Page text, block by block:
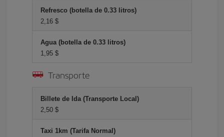
Refresco (botella de 0.33 litros)
2,16 $
Agua (botella de 0.33 litros)
1,95 $
Transporte
Billete de Ida (Transporte Local)
2,50 $
Taxi 1km (Tarifa Normal)